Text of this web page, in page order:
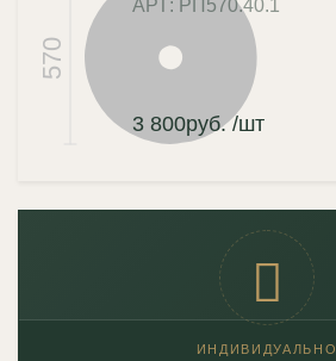
570
АРТ: РП570.40.1
3 800руб. /шт
ИНДИВИДУАЛЬНО